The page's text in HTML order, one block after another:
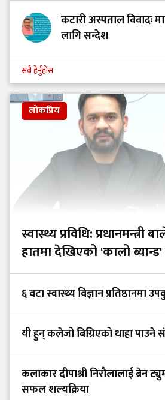
कटारी अस्पताल विवादः
लागि सन्देश
सबै हेर्नुहोस
लोकप्रिय
स्वास्थ्य प्रविधि: प्रधानमन्त्री
हातमा देखिएको 'कालो
६ वटा स्वास्थ्य विज्ञान प्रतिष्ठानमा
यी हुन् कलेजो बिग्रिएको थाहा
कलाकार दीपाश्री निरौलालाई ब्रेन
सफल शल्यक्रिया